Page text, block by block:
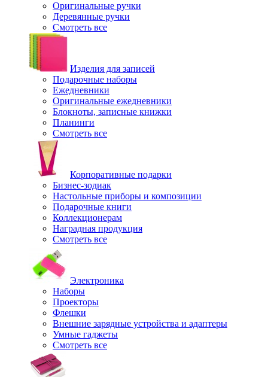
Оригинальные ручки
Деревянные ручки
Смотреть все
Изделия для записей
Подарочные наборы
Ежедневники
Оригинальные ежедневники
Блокноты, записные книжки
Планинги
Смотреть все
Корпоративные подарки
Бизнес-зодиак
Настольные приборы и композиции
Подарочные книги
Коллекционерам
Наградная продукция
Смотреть все
Электроника
Наборы
Проекторы
Флешки
Внешние зарядные устройства и адаптеры
Умные гаджеты
Смотреть все